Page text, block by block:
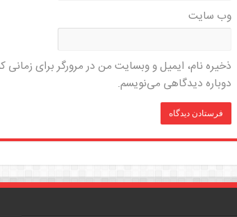
وب‌ سایت
ذخیره نام، ایمیل و وبسایت من در مرورگر برای زمانی
دوباره دیدگاهی می‌نویسم.